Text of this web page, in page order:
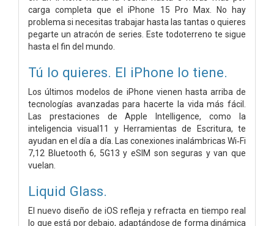
carga completa que el iPhone 15 Pro Max. No hay
problema si necesitas trabajar hasta las tantas o quieres
pegarte un atracón de series. Este todoterreno te sigue
hasta el fin del mundo.
Tú lo quieres. El iPhone lo tiene.
Los últimos modelos de iPhone vienen hasta arriba de
tecnologías avanzadas para hacerte la vida más fácil.
Las prestaciones de Apple Intelligence, como la
inteligencia visual11 y Herramientas de Escritura, te
ayudan en el día a día. Las conexiones inalámbricas Wi‑Fi
7,12 Bluetooth 6, 5G13 y eSIM son seguras y van que
vuelan.
Liquid Glass.
El nuevo diseño de iOS refleja y refracta en tiempo real
lo que está por debajo, adaptándose de forma dinámica